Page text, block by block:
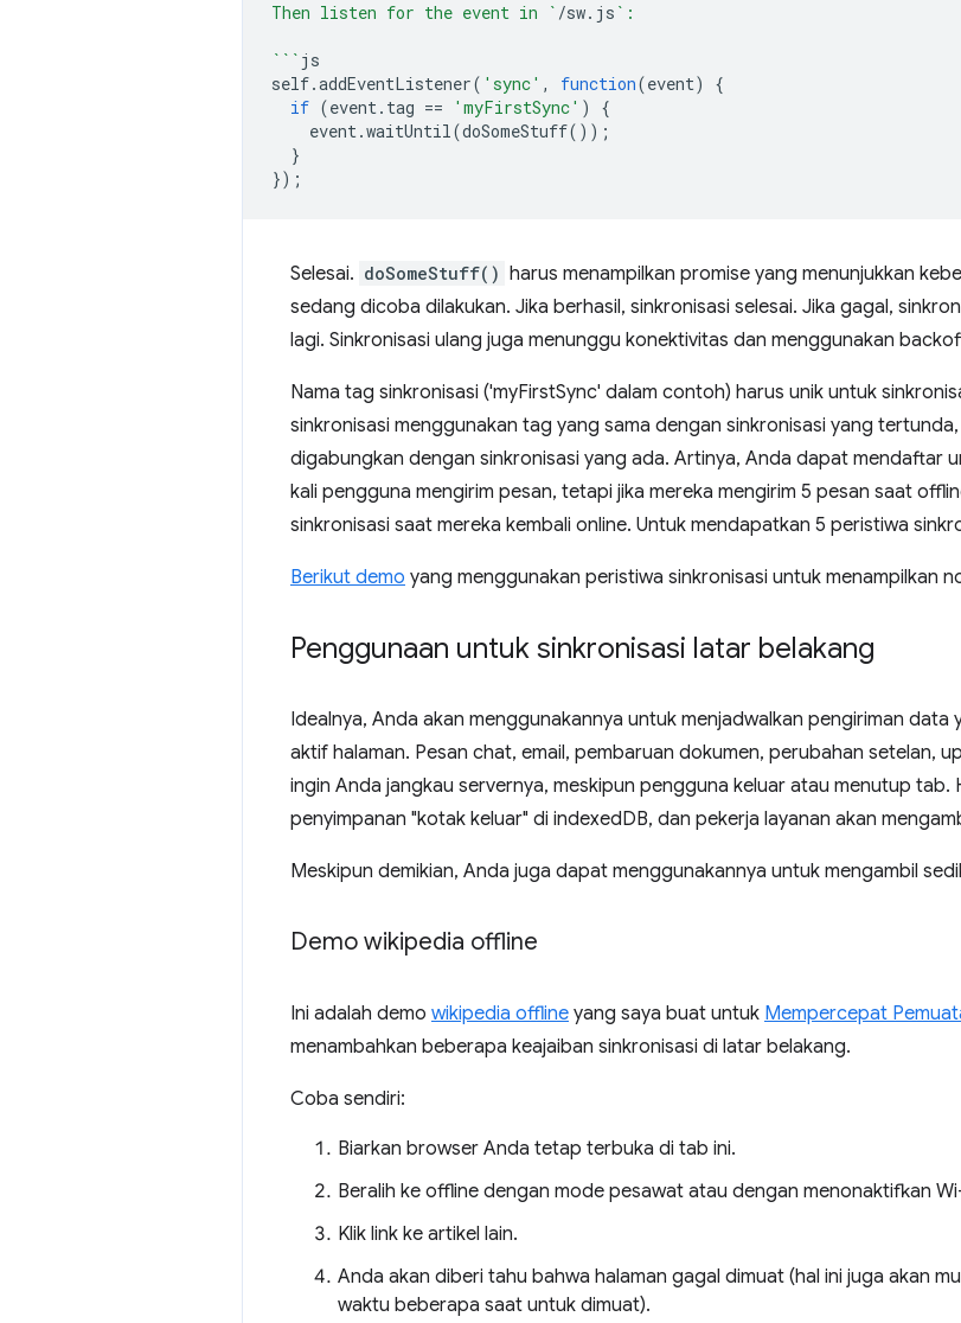
Then listen for the event in ` /sw. js `:
``` js
self.addEventListener( 'sync' , function(event)
{
if (event. tag == 'myFirstSync' )
{
event.waitUntil(doSomeStuff());
}
});
Selesai. doSomeStuff() harus menampilkan promise yang menunjukkan
sedang dicoba dilakukan. Jika berhasil, sinkronisasi selesai. Jika gagal,
lagi. Sinkronisasi ulang juga menunggu konektivitas dan menggunakan
Nama tag sinkronisasi ('myFirstSync' dalam contoh) harus unik untuk
sinkronisasi menggunakan tag yang sama dengan sinkronisasi yang
digabungkan dengan sinkronisasi yang ada. Artinya, Anda dapat mendaftar
kali pengguna mengirim pesan, tetapi jika mereka mengirim 5 pesan saat
sinkronisasi saat mereka kembali online. Untuk mendapatkan 5 peristiwa
Berikut demo yang menggunakan peristiwa sinkronisasi untuk menampilkan
Penggunaan untuk sinkronisasi latar belakang
Idealnya, Anda akan menggunakannya untuk menjadwalkan pengiriman
aktif halaman. Pesan chat, email, pembaruan dokumen, perubahan setelan,
ingin Anda jangkau servernya, meskipun pengguna keluar atau menutup tab.
penyimpanan "kotak keluar" di indexedDB, dan pekerja layanan akan
Meskipun demikian, Anda juga dapat menggunakannya untuk mengambil
Demo wikipedia offline
Ini adalah demo wikipedia offline yang saya buat untuk Mempercepat
menambahkan beberapa keajaiban sinkronisasi di latar belakang.
Coba sendiri:
Biarkan browser Anda tetap terbuka di tab ini.
Beralih ke offline dengan mode pesawat atau dengan menonaktifkan
Klik link ke artikel lain.
Anda akan diberi tahu bahwa halaman gagal dimuat (hal ini juga akan
waktu beberapa saat untuk dimuat).